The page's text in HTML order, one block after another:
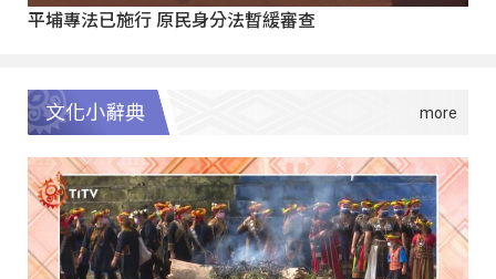
平埔專法已施行 原民身分法暫緩審查
文化小辭典